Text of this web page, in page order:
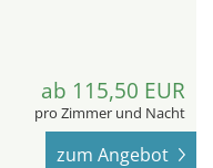
ab 115,50 EUR
pro Zimmer und Nacht
zum Angebot